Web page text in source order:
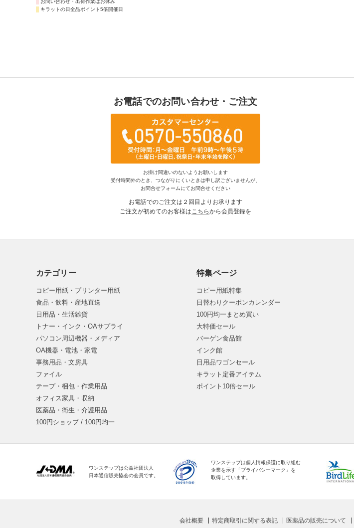
お問い合わせ・出荷作業はお休み
キラットの日全品ポイント5倍開催日
お電話でのお問い合わせ・ご注文
お掛け間違いのないようお願いします
受付時間外のとき、つながりにくいときは申し訳ございませんが、
お問合せフォームにてお問合せください
お電話でのご注文は２回目よりお承ります
ご注文が初めてのお客様はこちらから会員登録を
カテゴリー
コピー用紙・プリンター用紙
食品・飲料・産地直送
日用品・生活雑貨
トナー・インク・OAサプライ
パソコン周辺機器・メディア
OA機器・電池・家電
事務用品・文房具
ファイル
テープ・梱包・作業用品
オフィス家具・収納
医薬品・衛生・介護用品
100円ショップ / 100円均一
特集ページ
コピー用紙特集
日替わりクーポンカレンダー
100円均一まとめ買い
大特価セール
バーゲン食品館
インク館
日用品ワゴンセール
キラット定番アイテム
ポイント10倍セール
ワンステップは公益社団法人
日本通信販売協会の会員です。
ワンステップは個人情報保護に取り組む
企業を示す「プライバシーマーク」を
取得しています。
会社概要 特定商取引に関する表記 医薬品の販売について